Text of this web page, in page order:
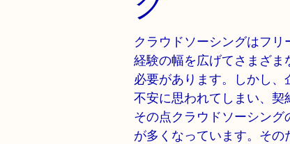
クラウドソーシングはフリ
経験の幅を広げてさまざま
必要があります。しかし
不安に思われてしまい、契
その点クラウドソーシン
が多くなっています。その